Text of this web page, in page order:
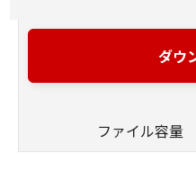
1. GRANT OF LICENSE
Canon grants you a
SOFTWARE solely
ダウ
ファイル容